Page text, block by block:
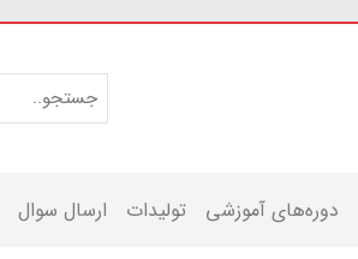
دوره‌های آموزشی تولیدات ارسال سوال